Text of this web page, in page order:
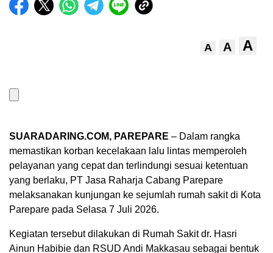
A A A
SUARADARING.COM, PAREPARE – Dalam rangka
memastikan korban kecelakaan lalu lintas memperoleh
pelayanan yang cepat dan terlindungi sesuai ketentuan
yang berlaku, PT Jasa Raharja Cabang Parepare
melaksanakan kunjungan ke sejumlah rumah sakit di Kota
Parepare pada Selasa 7 Juli 2026.
Kegiatan tersebut dilakukan di Rumah Sakit dr. Hasri
Ainun Habibie dan RSUD Andi Makkasau sebagai bentuk